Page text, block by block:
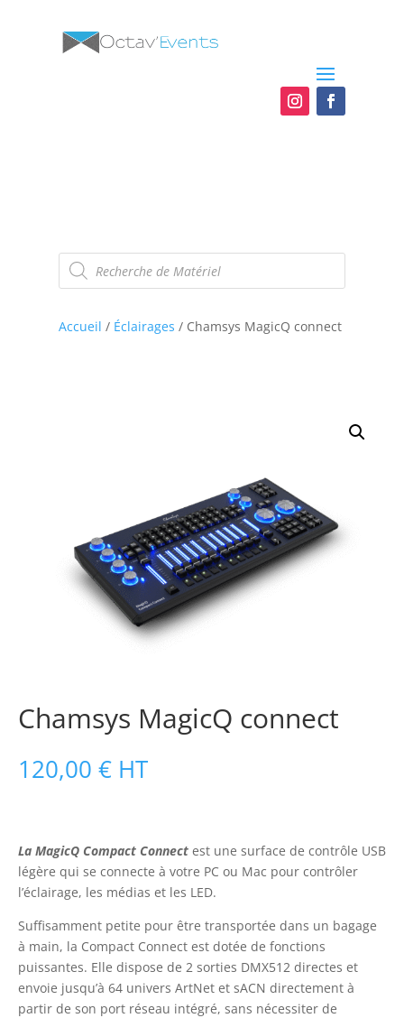
Recherche
de
produits
Accueil / Éclairages / Chamsys MagicQ connect
Chamsys MagicQ connect
120,00 € HT
La MagicQ Compact Connect est une surface de contrôle USB
légère qui se connecte à votre PC ou Mac pour contrôler
l’éclairage, les médias et les LED.
Suffisamment petite pour être transportée dans un bagage
à main, la Compact Connect est dotée de fonctions
puissantes. Elle dispose de 2 sorties DMX512 directes et
envoie jusqu’à 64 univers ArtNet et sACN directement à
partir de son port réseau intégré, sans nécessiter de